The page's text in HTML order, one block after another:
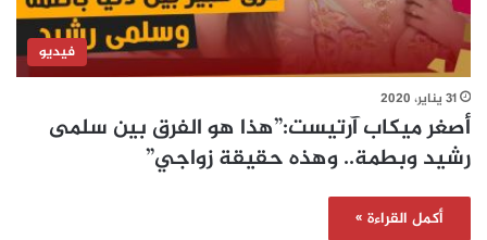
فيديو
31 يناير، 2020
أصغر ميكاب آرتيست:”هذا هو الفرق بين سلمى
رشيد وبطمة.. وهذه حقيقة زواجي”
أكمل القراءة »